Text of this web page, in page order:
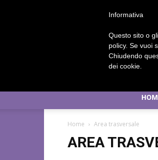
Home Area trasversale
AREA
Informativa
Questo sito o
policy. Se vuoi
Chiudendo
dei cookie.